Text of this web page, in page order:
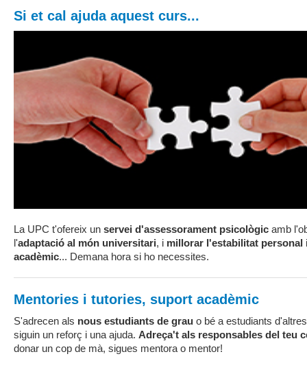
Si et cal ajuda aquest curs...
La UPC t'ofereix un servei d'assessorament psicològic amb
l'adaptació al món universitari, i millorar l'estabilitat personal
acadèmic... Demana hora si ho necessites.
Mentories i tutories, suport acadèmic
S'adrecen als nous estudiants de grau o bé a estudiants
siguin un reforç i una ajuda. Adreça't als responsables del teu
donar un cop de mà, sigues mentora o mentor!